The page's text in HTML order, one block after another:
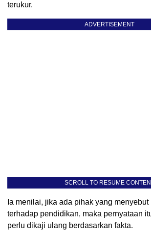
terukur.
ADVERTISEMENT
SCROLL TO RESUME
Ia menilai, jika ada pihak yang
terhadap pendidikan, maka pernyataan
perlu dikaji ulang berdasarkan fakta.